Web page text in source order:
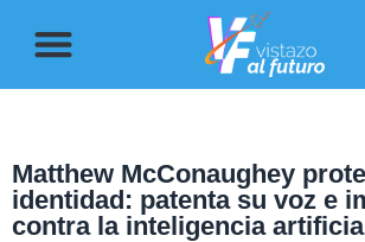
Matthew McConaughey
identidad: patenta su voz e
contra la inteligencia